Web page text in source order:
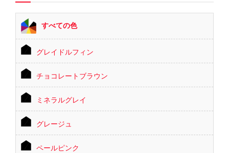
すべての色
グレイドルフィン
チョコレートブラウン
ミネラルグレイ
グレージュ
ペールピンク